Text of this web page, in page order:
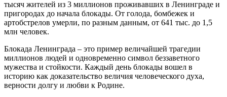
тысяч жителей из 3 миллионов проживавших в Ленинграде и
пригородах до начала блокады. От голода, бомбежек и
артобстрелов умерли, по разным данным, от 641 тыс. до 1,5
млн человек.
Блокада Ленинграда – это пример величайшей трагедии
миллионов людей и одновременно символ беззаветного
мужества и стойкости. Каждый день блокады вошел в
историю как доказательство величия человеческого духа,
верности долгу и любви к Родине.